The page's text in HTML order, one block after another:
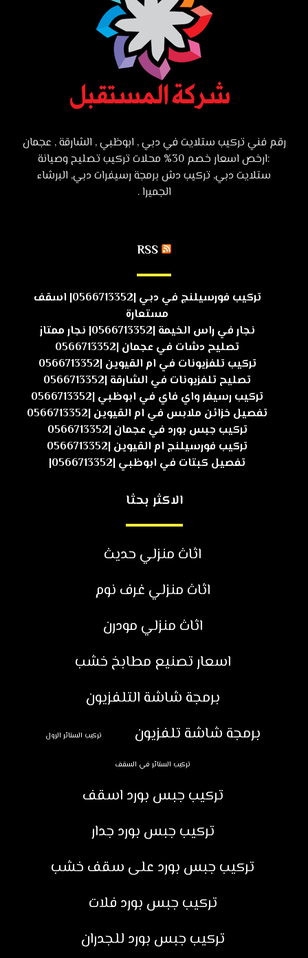
رقم فني تركيب ستلايت في دبي , ابوظبي , الشارقة , عجمان
:ارخص اسعار خصم 30% محلات تركيب تصليح وصيانة
ستلايت دبي, تركيب دش برمجة رسيفرات دبي, البرشاء
الجميرا .
RSS
تركيب فورسيلنج في دبي |0566713352| اسقف
مستعارة
نجار في راس الخيمة |0566713352| نجار ممتاز
تصليح دشات في عجمان |0566713352
تركيب تلفزيونات في ام القيوين |0566713352
تصليح تلفزيونات في الشارقة |0566713352
تركيب رسيفر واي فاي في ابوظبي |0566713352
تفصيل خزائن ملابس في ام القيوين |0566713352
تركيب جبس بورد في عجمان |0566713352
تركيب فورسيلنج ام القيوين |0566713352
تفصيل كبتات في ابوظبي |0566713352|
الاكثر بحثا
اثاث منزلي حديث
اثاث منزلي غرف نوم
اثاث منزلي مودرن
اسعار تصنيع مطابخ خشب
برمجة شاشة التلفزيون
برمجة شاشة تلفزيون
تركيب الستائر الرول
تركيب الستائر في السقف
تركيب جبس بورد اسقف
تركيب جبس بورد جدار
تركيب جبس بورد على سقف خشب
تركيب جبس بورد فلات
تركيب جبس بورد للجدران